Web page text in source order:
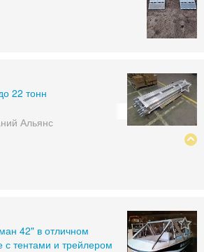
22 тонн
Альянс
42" в отличном
с тентами и трейлером